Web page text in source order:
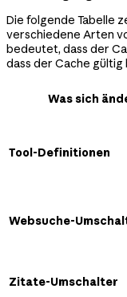
Die folgende Tabelle
verschiedene Arten
bedeutet, dass der
dass der Cache gültig
Was sich
Tool-Definitionen
Websuche-
Zitate-Umschalter